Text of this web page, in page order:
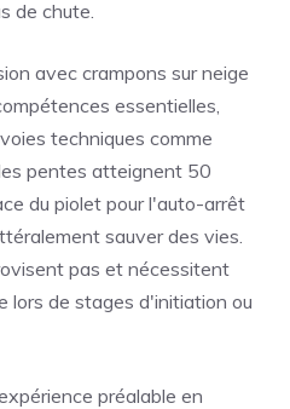
de chute.
avec crampons sur neige
essentielles,
techniques comme
pentes atteignent 50
du piolet pour l'auto-arrêt
sauver des vies.
pas et nécessitent
lors de stages d'initiation ou
préalable en